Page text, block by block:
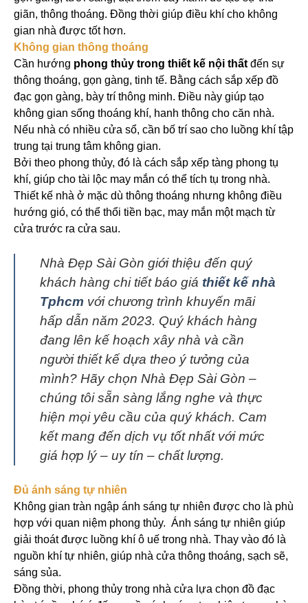
giãn, thông thoáng. Đồng thời giúp điều khí cho không
gian nhà được tốt hơn.
Không gian thông thoáng
Cần hướng phong thủy trong thiết kế nội thất đến sự
thông thoáng, gọn gàng, tinh tế. Bằng cách sắp xếp đồ
đạc gọn gàng, bày trí thông minh. Điều này giúp tạo
không gian sống thoáng khí, hanh thông cho căn nhà.
Nếu nhà có nhiều cửa sổ, cần bố trí sao cho luồng khí tập
trung tại trung tâm không gian.
Bởi theo phong thủy, đó là cách sắp xếp tàng phong tụ
khí, giúp cho tài lộc may mắn có thể tích tụ trong nhà.
Thiết kế nhà ở mặc dù thông thoáng nhưng không điều
hướng gió, có thể thổi tiền bạc, may mắn một mạch từ
cửa trước ra cửa sau.
Nhà Đẹp Sài Gòn giới thiệu đến quý
khách hàng chi tiết báo giá thiết kế nhà
Tphcm với chương trình khuyến mãi
hấp dẫn năm 2023. Quý khách hàng
đang lên kế hoạch xây nhà và cần
người thiết kế dựa theo ý tưởng của
mình? Hãy chọn Nhà Đẹp Sài Gòn –
chúng tôi sẵn sàng lắng nghe và thực
hiện mọi yêu cầu của quý khách. Cam
kết mang đến dịch vụ tốt nhất với mức
giá hợp lý – uy tín – chất lượng.
Đủ ánh sáng tự nhiên
Không gian tràn ngập ánh sáng tự nhiên được cho là phù
hợp với quan niệm phong thủy. Ánh sáng tự nhiên giúp
giải thoát được luồng khí ô uế trong nhà. Thay vào đó là
nguồn khí tự nhiên, giúp nhà cửa thông thoáng, sạch sẽ,
sáng sủa.
Đồng thời, phong thủy trong nhà cửa lựa chọn đồ đạc